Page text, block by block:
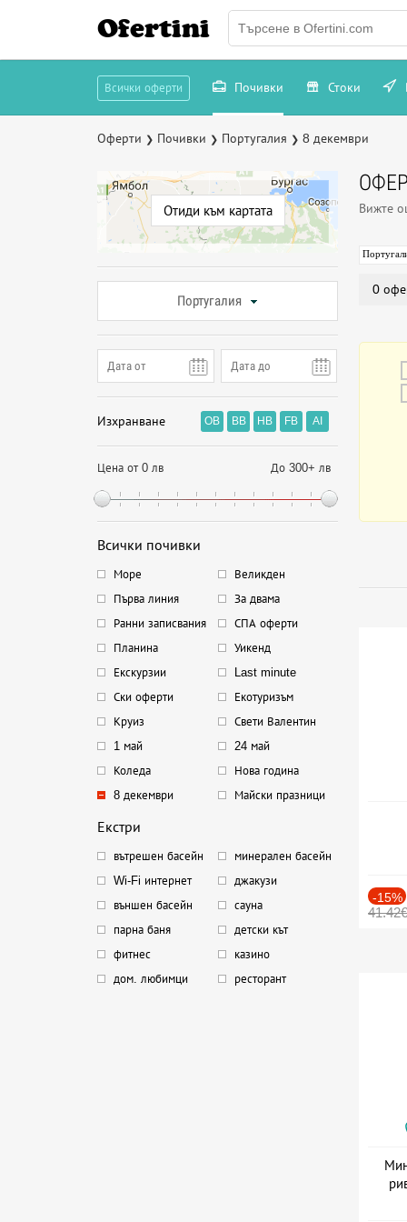
Ofertini
Всички оферти Почивки Стоки
Оферти ❯ Почивки ❯ Португалия ❯ 8 декември
Отиди към картата
Португалия
Изхранване OB BB HB FB AI
Цена от 0 лв До 300+ лв
Всички почивки
Море
Великден
Първа линия
За двама
Ранни записвания
СПА оферти
Планина
Уикенд
Екскурзии
Last minute
Ски оферти
Екотуризъм
Круиз
Свети Валентин
1 май
24 май
Коледа
Нова година
8 декември
Майски празници
Екстри
вътрешен басейн
минерален басейн
Wi-Fi интернет
джакузи
външен басейн
сауна
парна баня
детски кът
фитнес
казино
дом. любимци
ресторант
Вижте
0
-15%
41.42€